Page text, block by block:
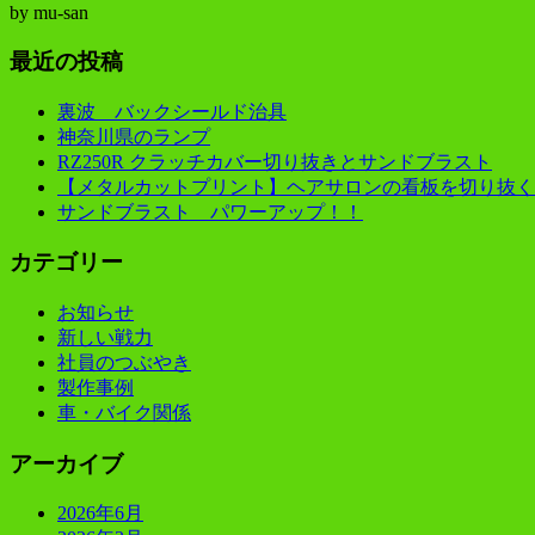
by mu-san
最近の投稿
裏波 バックシールド治具
神奈川県のランプ
RZ250R クラッチカバー切り抜きとサンドブラスト
【メタルカットプリント】ヘアサロンの看板を切り抜
サンドブラスト パワーアップ！！
カテゴリー
お知らせ
新しい戦力
社員のつぶやき
製作事例
車・バイク関係
アーカイブ
2026年6月